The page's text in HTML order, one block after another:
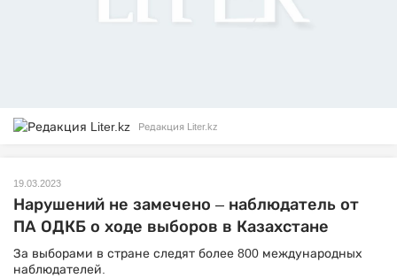
Редакция Liter.kz
19.03.2023
Нарушений не замечено – наблюдатель от
ПА ОДКБ о ходе выборов в Казахстане
За выборами в стране следят более 800 международных
наблюдателей.